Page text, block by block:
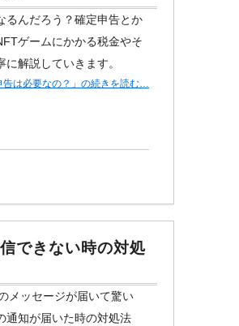
るんだろう？確定申告とか
ゲームにかかる税金やそ
解説していきます。
告は必要なの？」の続きを読む…
できない時の対処
メッセージが届いて驚い
通知が届いた時の対処法